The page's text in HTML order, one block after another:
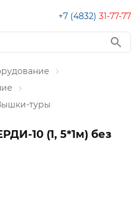
+7 (4832) 31-77-77
туры
10 (1, 5*1м) без